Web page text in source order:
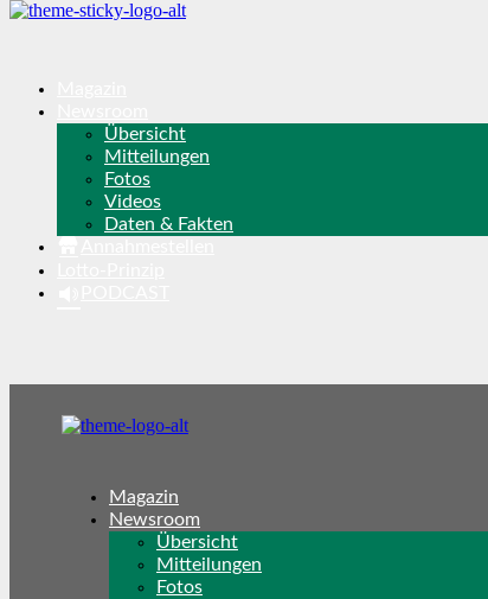
Übersicht
Mitteilungen
Fotos
Videos
Daten & Fakten
Magazin
Newsroom
Übersicht
Mitteilungen
Fotos